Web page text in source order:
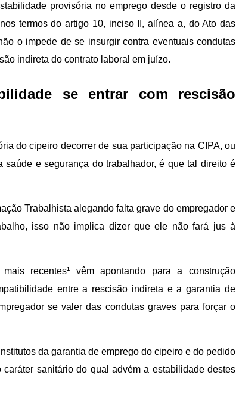
provisória no emprego desde o registro da
termos do artigo 10, inciso II, alínea a, do Ato das
o impede de se insurgir contra eventuais condutas
indireta do contrato laboral em juízo.
se entrar com rescisão
do cipeiro decorrer de sua participação na CIPA, ou
e segurança do trabalhador, é que tal direito é
Trabalhista alegando falta grave do empregador e
isso não implica dizer que ele não fará jus à
recentes¹ vêm apontando para a construção
entre a rescisão indireta e a garantia de
se valer das condutas graves para forçar o
da garantia de emprego do cipeiro e do pedido
sanitário do qual advém a estabilidade destes